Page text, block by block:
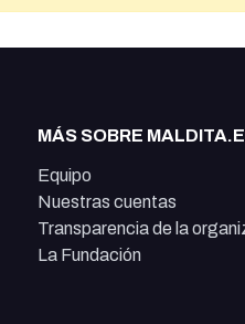
MÁS SOBRE
Equipo
Nuestras cuentas
Transparencia de la
La Fundación